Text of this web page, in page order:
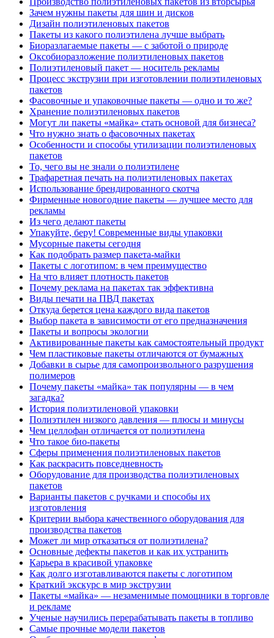
Зачем нужны пакеты для шин и дисков
Дизайн полиэтиленовых пакетов
Пакеты из какого полиэтилена лучше выбрать
Биоразлагаемые пакеты — с заботой о природе
Оксобиоразложение полиэтиленовых пакетов
Полиэтиленовый пакет — носитель рекламы
Процесс экструзии при изготовлении полиэтиленовых
пакетов
Фасовочные и упаковочные пакеты — одно и то же?
Хранение полиэтиленовых пакетов
Могут ли пакеты «майка» стать основой для бизнеса?
Что нужно знать о фасовочных пакетах
Особенности и способы утилизации полиэтиленовых
пакетов
То, чего вы не знали о полиэтилене
Трафаретная печать на полиэтиленовых пакетах
Использование брендированного скотча
Фирменные новогодние пакеты — лучшее место для
рекламы
Из чего делают пакеты
Упакуйте, беру! Современные виды упаковки
Мусорные пакеты сегодня
Как подобрать размер пакета-майки
Пакеты с логотипом: в чем преимущество
На что влияет плотность пакетов
Почему реклама на пакетах так эффективна
Виды печати на ПВД пакетах
Откуда берется цена каждого вида пакетов
Выбор пакета в зависимости от его предназначения
Пакеты и вопросы экологии
Активированные пакеты как самостоятельный продукт
Чем пластиковые пакеты отличаются от бумажных
Добавки в сырье для самопроизвольного разрушения
полимеров
Почему пакеты «майка» так популярны — в чем
загадка?
История полиэтиленовой упаковки
Полиэтилен низкого давления — плюсы и минусы
Чем целлофан отличается от полиэтилена
Что такое био-пакеты
Сферы применения полиэтиленовых пакетов
Как раскрасить повседневность
Оборудование для производства полиэтиленовых
пакетов
Варианты пакетов с ручками и способы их
изготовления
Критерии выбора качественного оборудования для
производства пакетов
Может ли мир отказаться от полиэтилена?
Основные дефекты пакетов и как их устранить
Карьера в красивой упаковке
Как долго изготавливаются пакеты с логотипом
Краткий экскурс в мир экструзии
Пакеты «майка» — незаменимые помощники в торговле
и рекламе
Ученые научились перерабатывать пакеты в топливо
Самые прочные модели пакетов